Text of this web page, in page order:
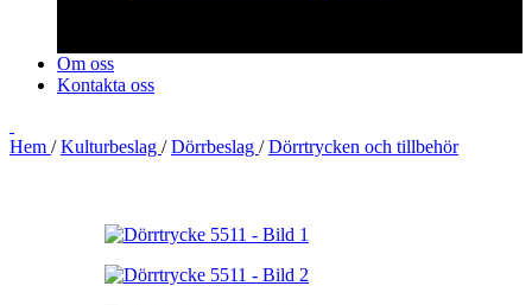
Om oss
Kontakta oss
Hem / Kulturbeslag / Dörrbeslag / Dörrtrycken och tillbehör